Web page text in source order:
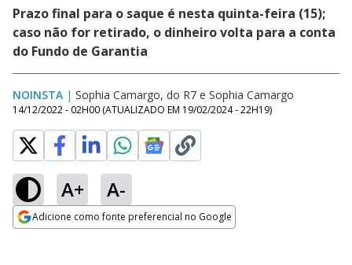
Prazo final para o saque é nesta quinta-feira (15);
caso não for retirado, o dinheiro volta para a conta
do Fundo de Garantia
NOINSTA | Sophia Camargo, do R7 e Sophia Camargo
14/12/2022 - 02H00 (ATUALIZADO EM 19/02/2024 - 22H19)
A+ A-
Adicione como fonte preferencial no Google